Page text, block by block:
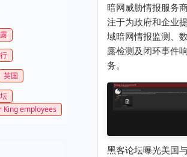
英国
King employees
暗网威胁情报服务
注于为政府和企业
域暗网情报监测、
露检测及闭环事件
务。
黑客论坛曝光美国